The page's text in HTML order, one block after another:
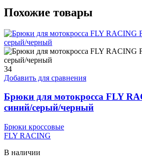
Похожие товары
34
Добавить для сравнения
Брюки для мотокросса FLY
синий/серый/черный
Брюки кроссовые
FLY RACING
В наличии